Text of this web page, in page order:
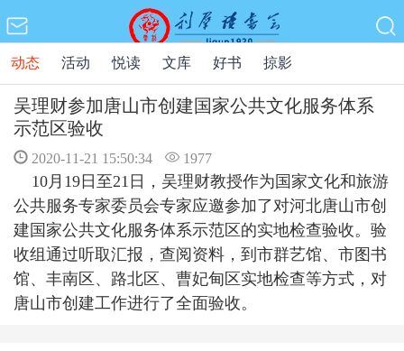
动态 活动 悦读 文库 好书 掠影
吴理财参加唐山市创建国家公共文化服务体系
示范区验收
2020-11-21 15:50:34 1977
10月19日至21日， 吴理财教授作为国家文化和旅游
公共服务专家委员会专家应邀参加了对河北唐山市创
建国家公共文化服务体系示范区的实地检查验收。 验
收组通过听取汇报，查阅资料，到市群艺馆、市图书
馆、丰南区、路北区、曹妃甸区实地检查等方式，对
唐山市创建工作进行了全面验收。